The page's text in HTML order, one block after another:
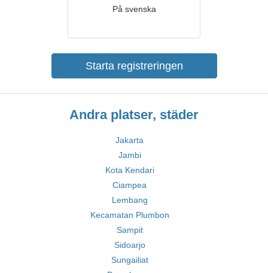
På svenska
Starta registreringen
Andra platser, städer
Jakarta
Jambi
Kota Kendari
Ciampea
Lembang
Kecamatan Plumbon
Sampit
Sidoarjo
Sungailiat